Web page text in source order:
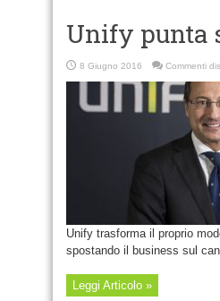
Unify punta
8 Giugno 2016 Commenti
Unify trasforma il proprio
spostando il business sul
Leggi Articolo »